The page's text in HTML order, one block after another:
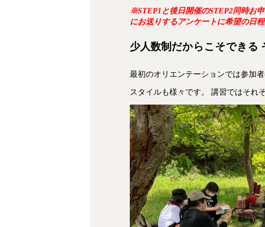
※STEP1と後日開催のSTEP2同時お
にお送りするアンケートに希望の日
少人数制だからこそできる
最初のオリエンテーションでは参加
スタイルも様々です。 講習ではそれ